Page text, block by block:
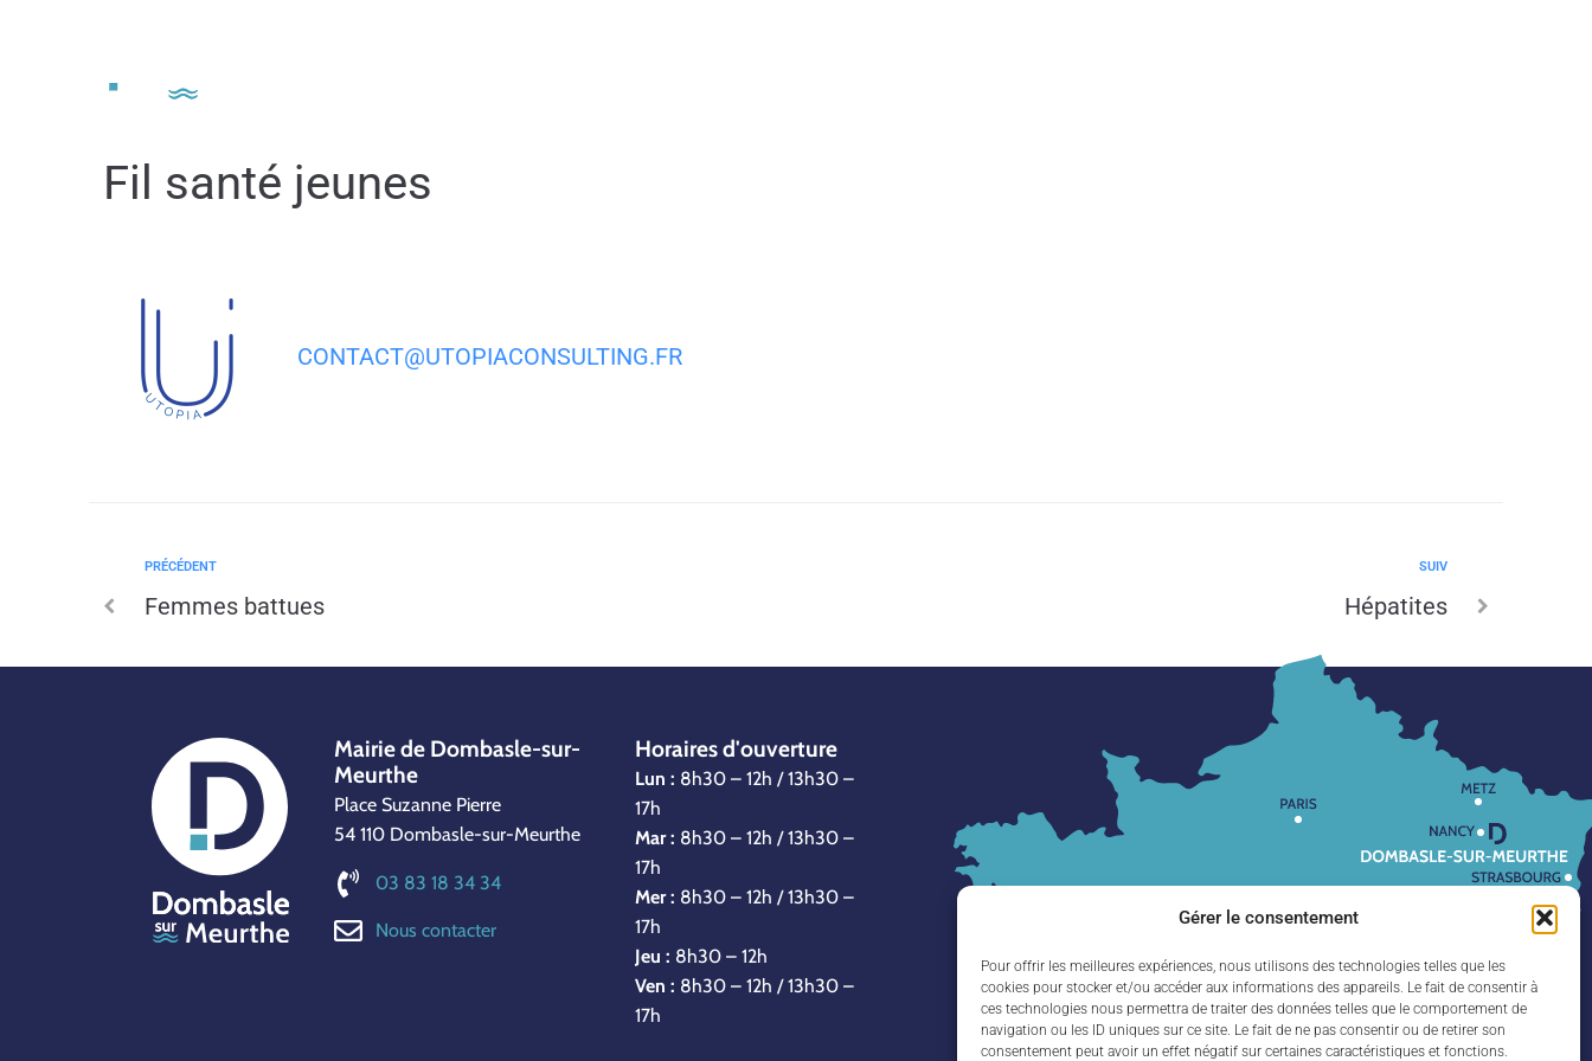
Gérer le consentement
Pour offrir les meilleures expériences, nous utilisons des technologies telles que les
cookies pour stocker et/ou accéder aux informations des appareils. Le fait de consentir à
ces technologies nous permettra de traiter des données telles que le comportement de
navigation ou les ID uniques sur ce site. Le fait de ne pas consentir ou de retirer son
consentement peut avoir un effet négatif sur certaines caractéristiques et fonctions.
Fil santé jeunes
CONTACT@UTOPIACONSULTING.FR
PRÉCÉDENT
Femmes battues
SUIV
Hépatites
Mairie de Dombasle-sur-
Meurthe
Place Suzanne Pierre
54 110 Dombasle-sur-Meurthe
03 83 18 34 34
Nous contacter
Horaires d'ouverture
Lun : 8h30 – 12h / 13h30 –
17h
Mar : 8h30 – 12h / 13h30 –
17h
Mer : 8h30 – 12h / 13h30 –
17h
Jeu : 8h30 – 12h
Ven : 8h30 – 12h / 13h30 –
17h